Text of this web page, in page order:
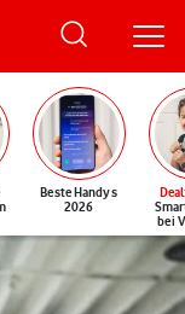
Beste Handys
2026
Deal
bei